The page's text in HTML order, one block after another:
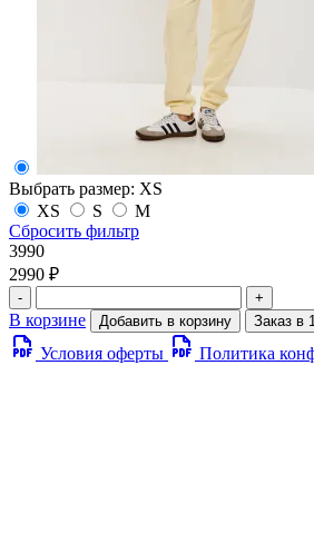
Выбрать размер: XS
XS
S
M
Сбросить фильтр
3990
2990 ₽
- +
В корзине Добавить в корзину Заказ в
Условия оферты Политика